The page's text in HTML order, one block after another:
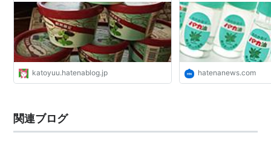
katoyuu.hatenablog.jp hatenanews.com
関連ブログ